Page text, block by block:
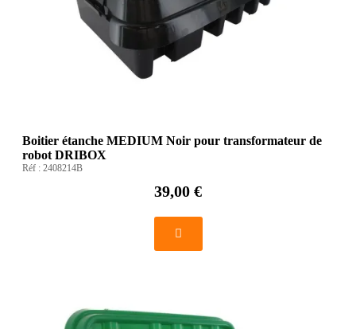
Boitier étanche MEDIUM Noir pour transformateur de
robot DRIBOX
Réf : 2408214B
39,00 €